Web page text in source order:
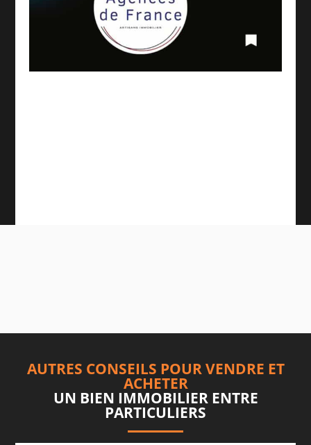
AUTRES CONSEILS POUR VENDRE ET
ACHETER
UN BIEN IMMOBILIER ENTRE
PARTICULIERS